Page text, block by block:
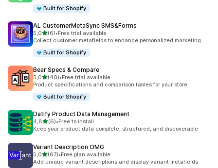
Built for Shopify
AL CustomerMetaSync SMS&Forms
5,0z 5 hvězd
(6)
Celkový počet recenzí: 6
•Free trial available
Collect customer metafields to enhance personalized marketing
Built for Shopify
Bear Specs & Compare
5,0z 5 hvězd
(40)
Celkový počet recenzí: 40
•Free trial available
Product specifications and comparison tables for your store
Built for Shopify
Datify Product Data Management
4,8z 5 hvězd
(6)
Celkový počet recenzí: 6
•Free to install
Keep your product data complete, structured, and discoverable
Variant Description OMG
5,0z 5 hvězd
(67)
Celkový počet recenzí: 67
•Free plan available
Add unique variant descriptions and display variant metafields